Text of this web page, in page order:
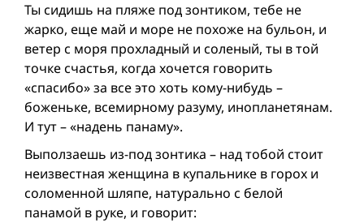
Ты сидишь на пляже под зонтиком, тебе не
жарко, еще май и море не похоже на бульон, и
ветер с моря прохладный и соленый, ты в той
точке счастья, когда хочется говорить
«спасибо» за все это хоть кому-нибудь –
боженьке, всемирному разуму, инопланетянам.
И тут – «надень панаму».
Выползаешь из-под зонтика – над тобой стоит
неизвестная женщина в купальнике в горох и
соломенной шляпе, натурально с белой
панамой в руке, и говорит: